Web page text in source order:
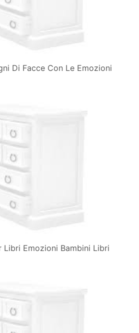
Di Facce Con Le Emozioni
Libri Emozioni Bambini Libri